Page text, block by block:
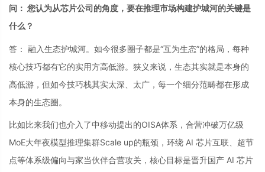
问： 您认为从芯片公司的角度，要在推理市场构建护城河的关键是
什么？
答： 融入生态护城河。如今很多圈子都是“互为生态”的格局，每种
核心技巧都有它的实用方高低游。狭义来说，生态其实就是本身的
高低游，但如今技巧栈其实太深、太广，每一个细分范畴都在形成
本身的生态圈。
比如比来我们也介入了中移动提出的OISA体系，合营冲破万亿级
MoE大年夜模型推理集群Scale up的瓶颈，环绕 AI 芯片互联、超节
点等体系级偏向与家当伙伴合营攻关，核心目标是晋升国产 AI 芯片